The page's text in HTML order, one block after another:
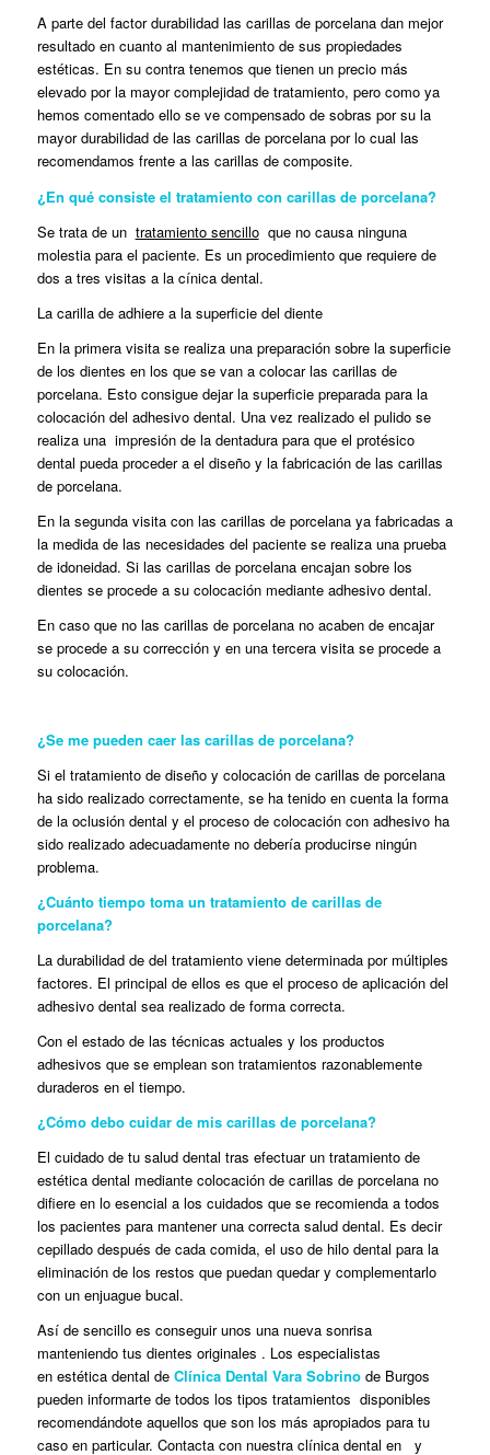
A parte del factor durabilidad las carillas de porcelana dan mejor
resultado en cuanto al mantenimiento de sus propiedades
estéticas. En su contra tenemos que tienen un precio más
elevado por la mayor complejidad de tratamiento, pero como ya
hemos comentado ello se ve compensado de sobras por su la
mayor durabilidad de las carillas de porcelana por lo cual las
recomendamos frente a las carillas de composite.
¿En qué consiste el tratamiento con carillas de porcelana?
Se trata de un tratamiento sencilloque no causa ninguna
molestia para el paciente. Es un procedimiento que requiere de
dos a tres visitas a la cínica dental.
La carilla de adhiere a la superficie del diente
En la primera visita se realiza una preparación sobre la superficie
de los dientes en los que se van a colocar las carillas de
porcelana. Esto consigue dejar la superficie preparada para la
colocación del adhesivo dental. Una vez realizado el pulido se
realiza una impresión de la dentadura para que el protésico
dental pueda proceder a el diseño y la fabricación de las carillas
de porcelana.
En la segunda visita con las carillas de porcelana ya fabricadas a
la medida de las necesidades del paciente se realiza una prueba
de idoneidad. Si las carillas de porcelana encajan sobre los
dientes se procede a su colocación mediante adhesivo dental.
En caso que no las carillas de porcelana no acaben de encajar
se procede a su corrección y en una tercera visita se procede a
su colocación.
¿Se me pueden caer las carillas de porcelana?
Si el tratamiento de diseño y colocación de carillas de porcelana
ha sido realizado correctamente, se ha tenido en cuenta la forma
de la oclusión dental y el proceso de colocación con adhesivo ha
sido realizado adecuadamente no debería producirse ningún
problema.
¿Cuánto tiempo toma un tratamiento de carillas de
porcelana?
La durabilidad de del tratamiento viene determinada por múltiples
factores. El principal de ellos es que el proceso de aplicación del
adhesivo dental sea realizado de forma correcta.
Con el estado de las técnicas actuales y los productos
adhesivos que se emplean son tratamientos razonablemente
duraderos en el tiempo.
¿Cómo debo cuidar de mis carillas de porcelana?
El cuidado de tu salud dental tras efectuar un tratamiento de
estética dental mediante colocación de carillas de porcelana no
difiere en lo esencial a los cuidados que se recomienda a todos
los pacientes para mantener una correcta salud dental. Es decir
cepillado después de cada comida, el uso de hilo dental para la
eliminación de los restos que puedan quedar y complementarlo
con un enjuague bucal.
Así de sencillo es conseguir unos una nueva sonrisa
manteniendo tus dientes originales . Los especialistas
en estética dental deClínica Dental Vara Sobrino de Burgos
pueden informarte de todos los tipos tratamientos disponibles
recomendándote aquellos que son los más apropiados para tu
caso en particular. Contacta con nuestra clínica dental en y